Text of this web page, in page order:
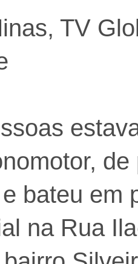
TV
bateu em
na Rua